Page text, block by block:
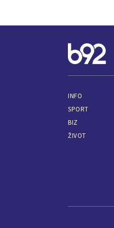
INFO
SPORT
BIZ
ŽIVOT